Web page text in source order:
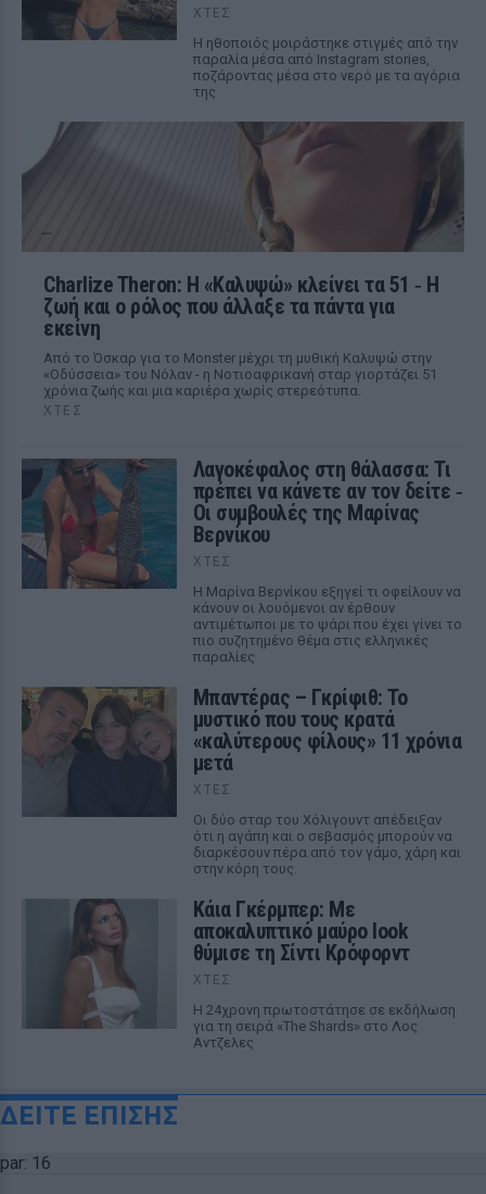
ΧΤΕΣ
Η ηθοποιός μοιράστηκε στιγμές από την
παραλία μέσα από Instagram stories,
ποζάροντας μέσα στο νερό με τα αγόρια
της
Charlize Theron: Η «Καλυψώ» κλείνει τα 51 ‑ H
ζωή και ο ρόλος που άλλαξε τα πάντα για
εκείνη
Από το Όσκαρ για το Monster μέχρι τη μυθική Καλυψώ στην
«Οδύσσεια» του Νόλαν - η Νοτιοαφρικανή σταρ γιορτάζει 51
χρόνια ζωής και μια καριέρα χωρίς στερεότυπα.
ΧΤΕΣ
Λαγοκέφαλος στη θάλασσα: Τι
πρέπει να κάνετε αν τον δείτε ‑
Οι συμβουλές της Μαρίνας
Βερνίκου
ΧΤΕΣ
Η Μαρίνα Βερνίκου εξηγεί τι οφείλουν να
κάνουν οι λουόμενοι αν έρθουν
αντιμέτωποι με το ψάρι που έχει γίνει το
πιο συζητημένο θέμα στις ελληνικές
παραλίες
Μπαντέρας – Γκρίφιθ: Το
μυστικό που τους κρατά
«καλύτερους φίλους» 11 χρόνια
μετά
ΧΤΕΣ
Οι δύο σταρ του Χόλιγουντ απέδειξαν
ότι η αγάπη και ο σεβασμός μπορούν να
διαρκέσουν πέρα από τον γάμο, χάρη και
στην κόρη τους.
Κάια Γκέρμπερ: Με
αποκαλυπτικό μαύρο look
θύμισε τη Σίντι Κρόφορντ
ΧΤΕΣ
Η 24χρονη πρωτοστάτησε σε εκδήλωση
για τη σειρά «The Shards» στο Λος
Αντζελες
ΔΕΙΤΕ ΕΠΙΣΗΣ
par: 16